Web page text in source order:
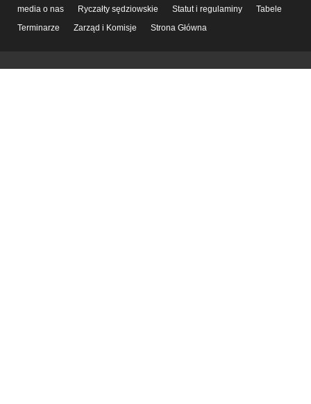
media o nas
Ryczałty sędziowskie Statut i regulaminy
Tabele
Terminarze
Zarząd i Komisje Strona Główna